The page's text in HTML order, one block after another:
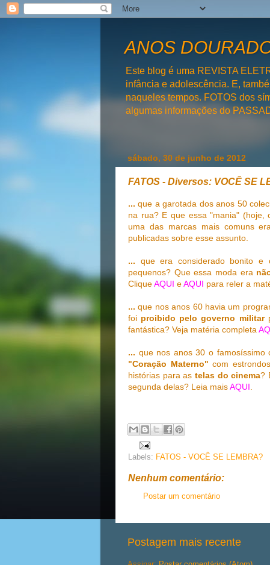
ANOS
Este blog é uma REVISTA
infância e adolescência. E,
naqueles tempos. FOTOS dos
algumas informações do
sábado, 30 de junho de 2012
FATOS - Diversos: VOCÊ SE
... que a garotada dos anos 50
na rua? E que essa "mania" (hoje,
uma das marcas mais comuns
publicadas sobre esse assunto.
... que era considerado bonito e
pequenos? Que essa moda era
CliqueAQUI eAQUI para reler a
... que nos anos 60 havia um
foi proibido pelo governo militar
fantástica? Veja matéria completa
... que nos anos 30 o famosíssimo
"Coração Materno" com
histórias para as telas do cinema?
segunda delas? Leia maisAQUI.
Labels: FATOS - VOCÊ SE LEMBRA?
Nenhum comentário:
Postar um comentário
Postagem mais recente